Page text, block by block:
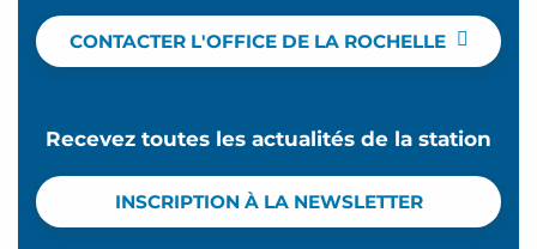
CONTACTER L'OFFICE DE LA ROCHELLE
Recevez toutes les actualités de la station
INSCRIPTION À LA NEWSLETTER